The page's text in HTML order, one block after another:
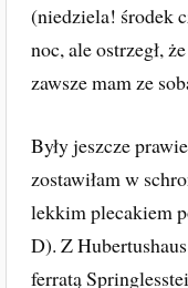
(niedziela! środek
noc, ale ostrzegł,
zawsze mam ze
Były jeszcze
zostawiłam w
lekkim plecakiem
D). Z
ferratą